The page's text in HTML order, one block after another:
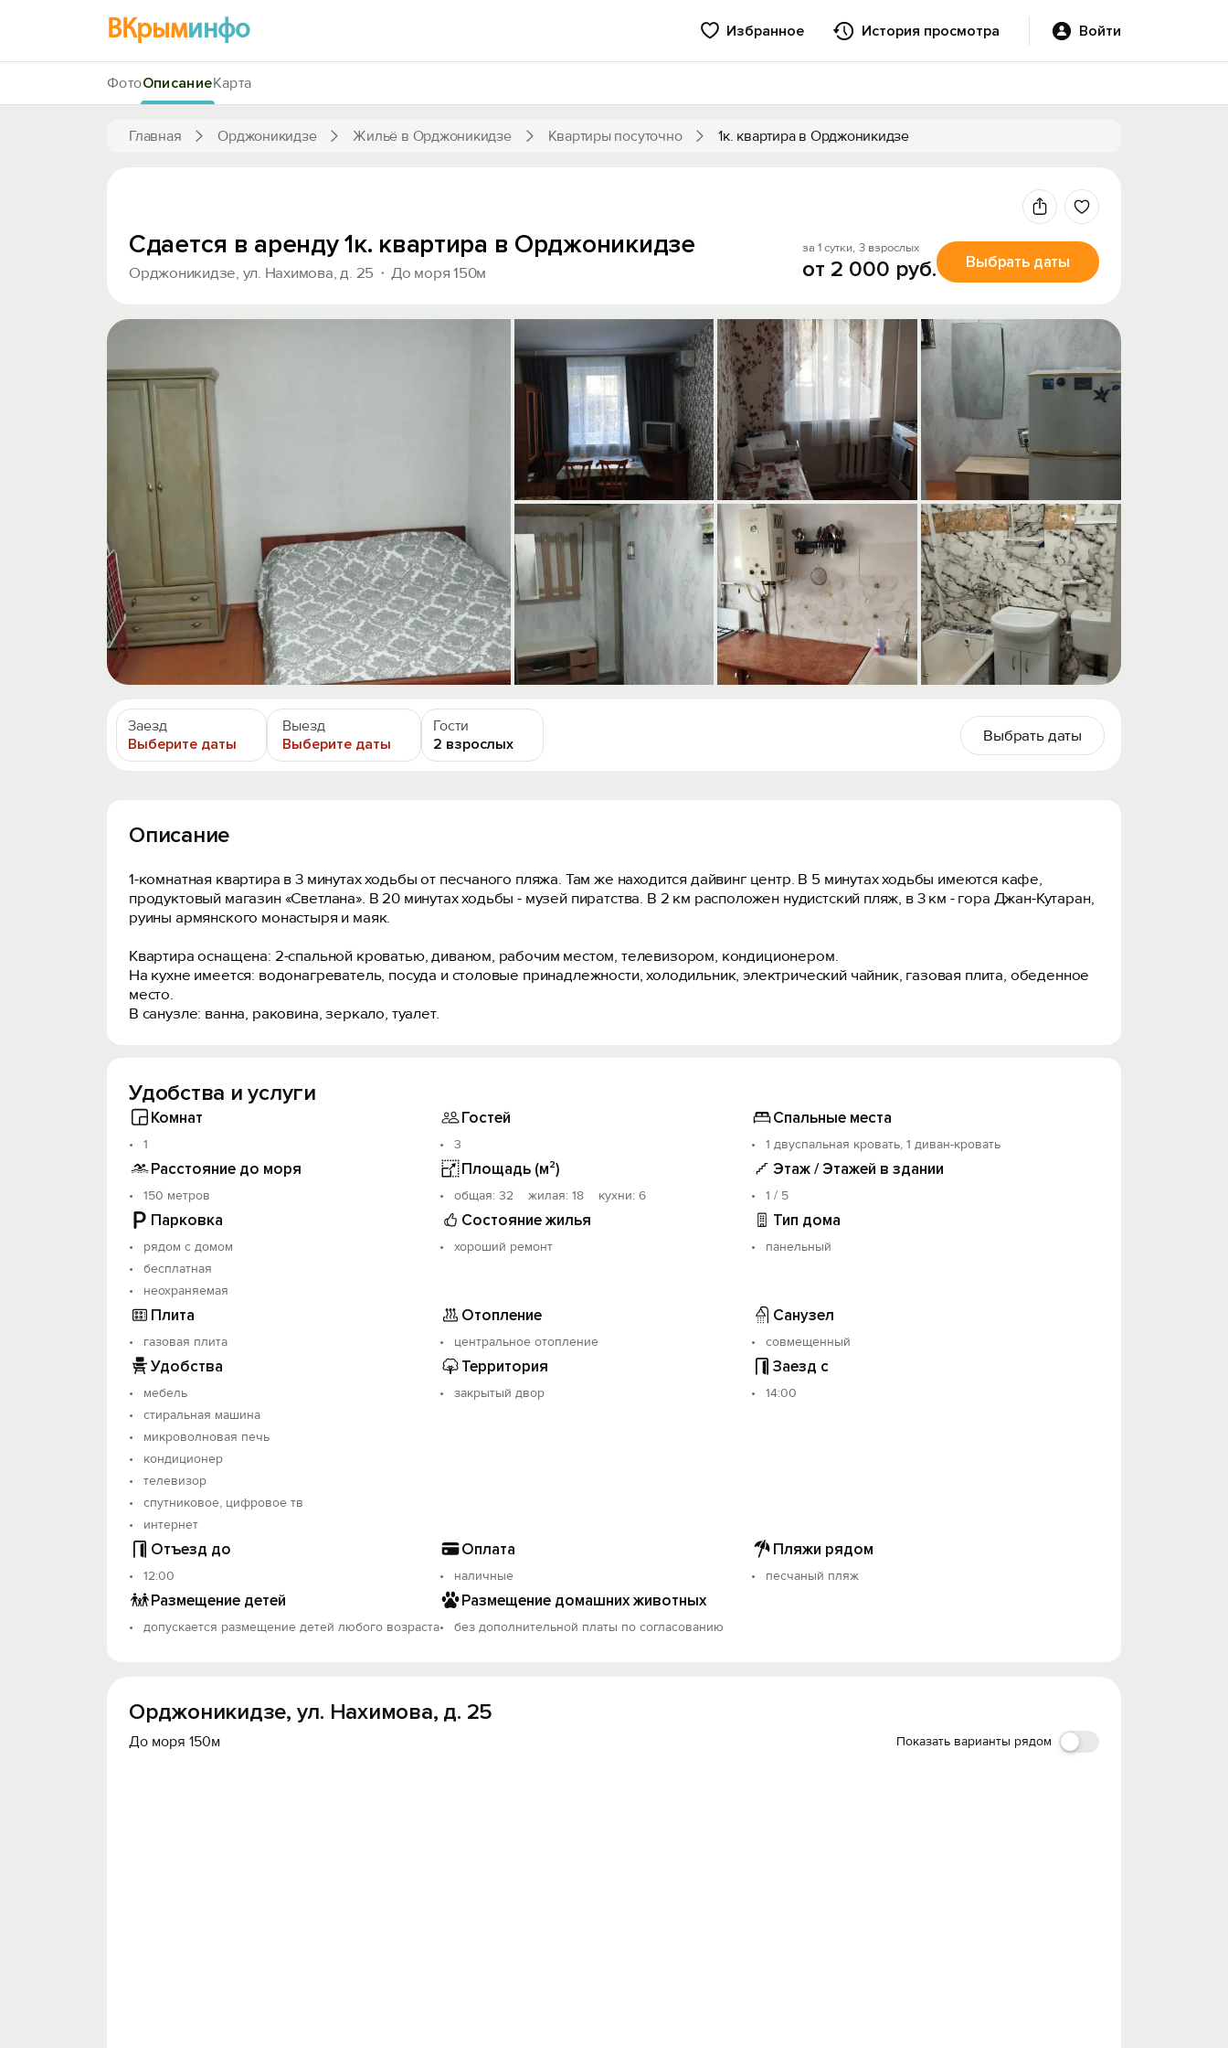
ВКрыминфо Избранное История просмотра Войти
Главная Орджоникидзе Жильё в Орджоникидзе Квартиры посуточно 1к. квартира в Орджоникидзе
ФотоОписаниеКарта
Сдается в аренду 1к. квартира в Орджоникидзе
Орджоникидзе, ул. Нахимова, д. 25 До моря 150м
за 1 сутки, 3 взрослых
от 2 000 руб. Выбрать даты
Заезд
Выберите даты
Выезд
Выберите даты
Гости
2 взрослых
Выбрать даты
Описание
1-комнатная квартира в 3 минутах ходьбы от песчаного пляжа. Там же находится дайвинг центр. В 5 минутах ходьбы имеются кафе,
продуктовый магазин «Светлана». В 20 минутах ходьбы - музей пиратства. В 2 км расположен нудистский пляж, в 3 км - гора Джан-Кутаран,
руины армянского монастыря и маяк.
Квартира оснащена: 2-спальной кроватью, диваном, рабочим местом, телевизором, кондиционером.
На кухне имеется: водонагреватель, посуда и столовые принадлежности, холодильник, электрический чайник, газовая плита, обеденное
место.
В санузле: ванна, раковина, зеркало, туалет.
Удобства и услуги
Комнат
1
Гостей
3
Спальные места
1 двуспальная кровать, 1 диван-кровать
Расстояние до моря
150 метров
Площадь (м²)
oбщая: 32 жилая: 18 кухни: 6
Этаж / Этажей в здании
1 / 5
Парковка
рядом с домом
бесплатная
неохраняемая
Состояние жилья
хороший ремонт
Тип дома
панельный
Плита
газовая плита
Отопление
центральное отопление
Санузел
совмещенный
Удобства
мебель
стиральная машина
микроволновая печь
кондиционер
телевизор
спутниковое, цифровое тв
интернет
Территория
закрытый двор
Заезд с
14:00
Отъезд до
12:00
Оплата
наличные
Пляжи рядом
песчаный пляж
Размещение детей
допускается размещение детей любого возраста
Размещение домашних животных
без дополнительной платы по согласованию
Орджоникидзе, ул. Нахимова, д. 25
До моря 150м Показать варианты рядом